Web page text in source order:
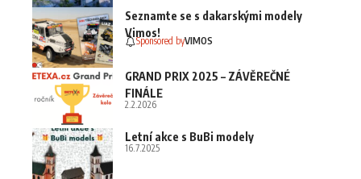
Seznamte se s dakarskými modely
Vimos!
Sponsored byVIMOS
GRAND PRIX 2025 – ZÁVĚREČNÉ
FINÁLE
2.2.2026
Letní akce s BuBi modely
16.7.2025